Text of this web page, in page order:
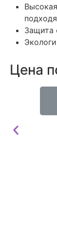
Защита
Цена